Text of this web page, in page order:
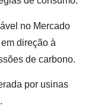
no Mercado
direção à
de carbono.
por usinas